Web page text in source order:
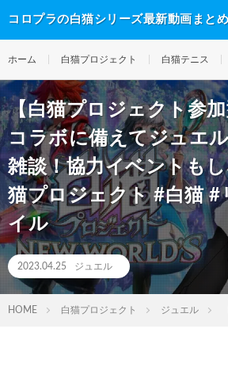
コロプラの白猫シリーズ最新動画まとめ
ホーム 白猫プロジェクト 白猫テニス
【白猫プロジェクト参
コラボに備えてジュエ
雑談！協力イベントも
猫プロジェクト #白猫 #
イル
2023.04.25 ジュエル
HOME 白猫プロジェクト ジュエル